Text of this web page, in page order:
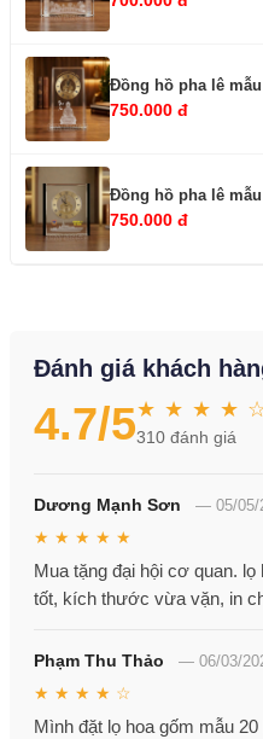
Đồng hồ pha lê mẫu
750.000 đ
Đồng hồ pha lê mẫu
750.000 đ
Đánh giá khách
4.7/5★ ★ ★ ★
310 đánh giá
Dương Mạnh Sơn — 05/05/
★ ★ ★ ★ ★
Mua tặng đại hội cơ quan.
tốt, kích thước vừa vặn, in
Phạm Thu Thảo — 06/03/
★ ★ ★ ★ ☆
Mình đặt lọ hoa gốm mẫu